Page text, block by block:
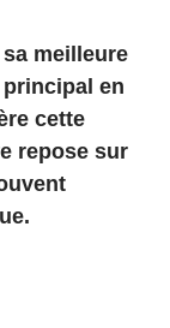
meilleure
en
cette
repose sur